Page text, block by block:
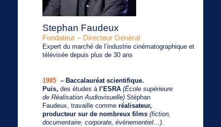
Stephan Faudeux
Fondateur – Directeur Général
Expert du marché de l’industrie cinématographique et
télévisée depuis plus de 30 ans
1985– Baccalauréat scientifique.
Puis, des études à l’ESRA (École supérieure
de Réalisation Audiovisuelle) Stéphan
Faudeux, travaille comme réalisateur,
producteur sur de nombreux films (fiction,
documentaire, corporate, événementiel…).